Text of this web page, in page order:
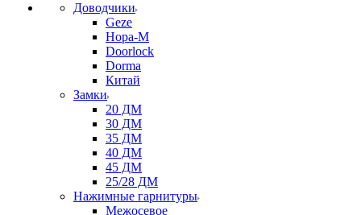
Доводчики
Geze
Нора-М
Doorlock
Dorma
Китай
Замки
20 ДМ
30 ДМ
35 ДМ
40 ДМ
45 ДМ
25/28 ДМ
Нажимные гарнитуры
Межосевое